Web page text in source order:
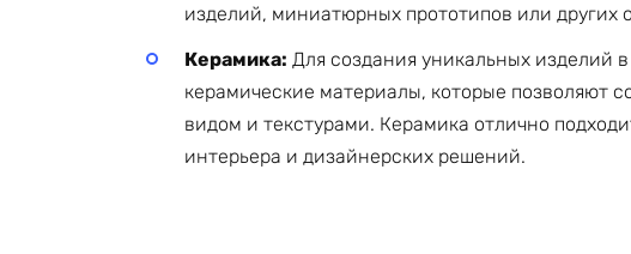
изделий, миниатюрных прототипов или других
Керамика: Для создания уникальных изделий
керамические материалы, которые позволяют
видом и текстурами. Керамика отлично
интерьера и дизайнерских решений.